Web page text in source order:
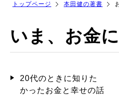
トップページ 本田健の著書
いま、お金
20代のときに知りた
かったお金と幸せの話